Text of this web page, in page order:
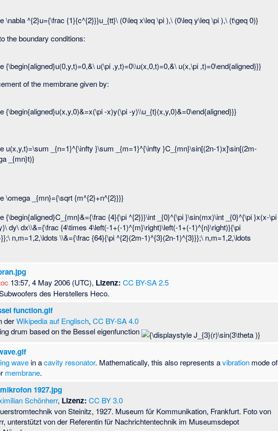
the boundary conditions:
of the membrane given by:
13:57, 4 May 2006 (UTC), Lizenz: CC BY-SA 2.5
des Herstellers Heco.
function.gif
derWikipedia auf Englisch,CC BY-SA 4.0
drum based on the Bessel eigenfunction
wave in acavity resonator. Mathematically, this also represents avibration mode of
membrane.
1927.jpg
Schönherr, Lizenz: CC BY 3.0
von Steinitz, 1927. Museum für Kommunikation, Frankfurt. Foto von
unterstützt von der Referentin für Nachrichtentechnik im Museumsdepot